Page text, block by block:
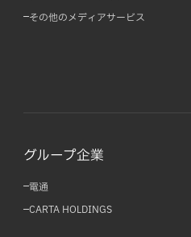
その他のメディアサービス
グループ企業
電通
CARTA HOLDINGS